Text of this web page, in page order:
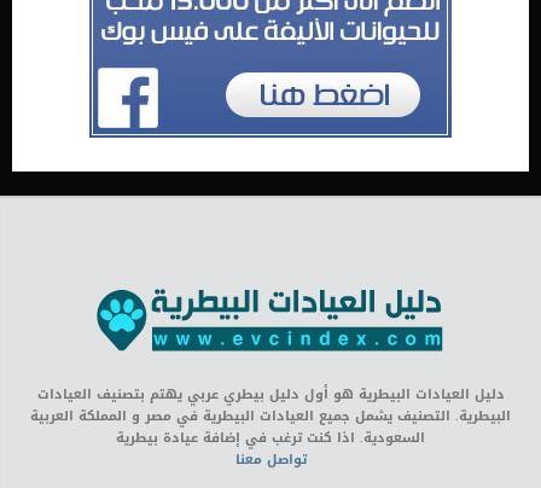
دليل العيادات البيطرية هو أول دليل بيطري عربي يهتم بتصنيف العيادات
البيطرية. التصنيف يشمل جميع العيادات البيطرية في مصر و المملكة العربية
السعودية. اذا كنت ترغب في إضافة عيادة بيطرية
تواصل معنا